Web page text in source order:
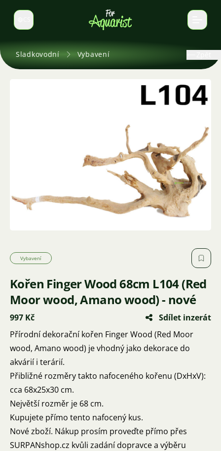
Select language
Sladkovodní Vybavení
Vybavení
Kořen Finger Wood 68cm L104 (Red
Moor wood, Amano wood) - nové
997 Kč
Sdílet inzerát
Přírodní dekorační kořen Finger Wood (Red Moor
wood, Amano wood) je vhodný jako dekorace do
akvárií i terárií.
Přibližné rozměry takto nafoceného kořenu (DxHxV):
cca 68x25x30 cm.
Největší rozměr je 68 cm.
Kupujete přímo tento nafocený kus.
Nové zboží. Nákup prosím proveďte přímo přes
SURPANshop.cz kvůli zadání dopravce a výběru